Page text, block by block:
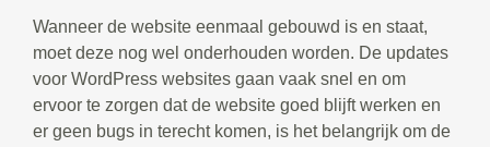
Wanneer de website eenmaal gebouwd is en staat,
moet deze nog wel onderhouden worden. De updates
voor WordPress websites gaan vaak snel en om
ervoor te zorgen dat de website goed blijft werken en
er geen bugs in terecht komen, is het belangrijk om de